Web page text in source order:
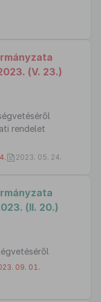
(V. 23.)
rendelet
2023. 05. 24.
(II. 20.)
09. 01.